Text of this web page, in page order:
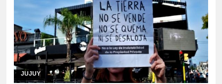
JUJUY
05/08/2026 Comunidades indígenas, sindicatos, ambientalistas,
organizaciones sociales, políticas y de derechos humanos se
congregarán en la capital, como así ta ...